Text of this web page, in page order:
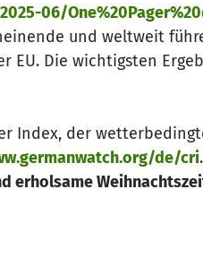
06/
und weltweit
EU. Die wichtigsten
Index, der
de/cri.
erholsame